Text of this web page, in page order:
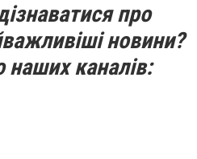
про
новини?
наших каналів: